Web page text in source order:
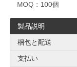
MOQ： 100個
製品説明
梱包と配送
支払い